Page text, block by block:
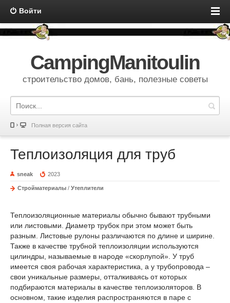
Войти
CampingManitoulin
строительство домов, бань, полезные советы
Полная версия сайта
Теплоизоляция для труб
sneak 2023
Стройматериалы / Утеплители
Теплоизоляционные материалы обычно бывают трубными
или листовыми. Диаметр трубок при этом может быть
разным. Листовые рулоны различаются по длине и ширине.
Также в качестве трубной теплоизоляции используются
цилиндры, называемые в народе «скорлупой». У труб
имеется своя рабочая характеристика, а у трубопровода –
свои уникальные размеры, отталкиваясь от которых
подбираются материалы в качестве теплоизоляторов. В
основном, такие изделия распространяются в паре с